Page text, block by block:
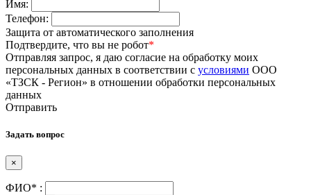
Имя:
Телефон:
Защита от автоматического заполнения
Подтвердите, что вы не робот*
Отправляя запрос, я даю согласие на обработку моих
персональных данных в соответствии с условиями ООО
«ТЗСК - Регион» в отношении обработки персональных
данных
Отправить
Задать вопрос
×
ФИО* :